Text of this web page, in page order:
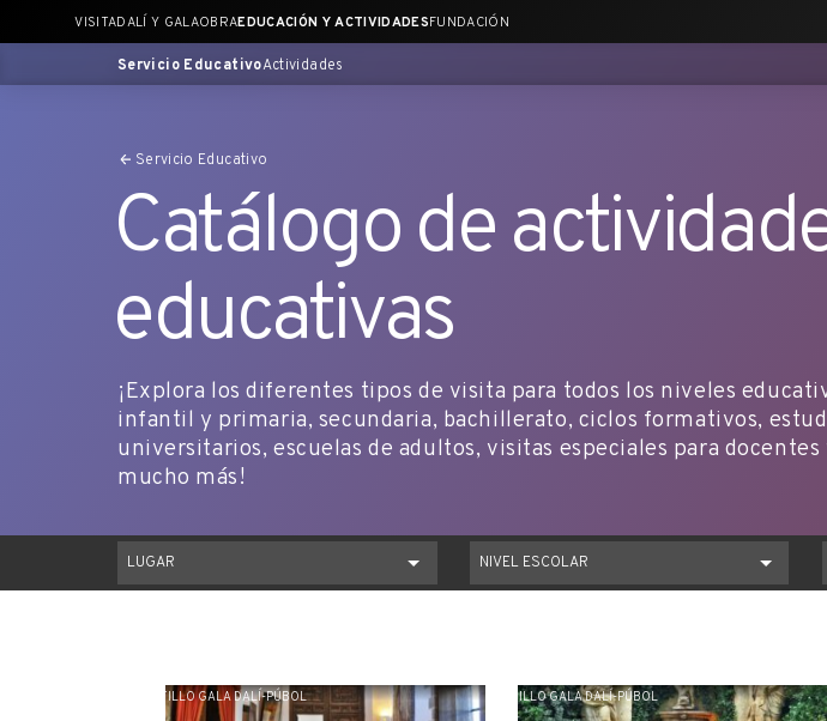
VISITADALÍ Y GALAOBRAEDUCACIÓN Y ACTIVIDADESFUNDACIÓN
Servicio EducativoActividades
Servicio Educativo
Catálogo de
educativas
¡Explora los diferentes tipos de visita para todos los niveles
infantil y primaria, secundaria, bachillerato, ciclos formativos,
universitarios, escuelas de adultos, visitas especiales para docentes
mucho más!
LUGAR NIVEL ESCOLAR
CASTILLO GALA DALÍ-PÚBOL CASTILLO GALA DALÍ-PÚBOL